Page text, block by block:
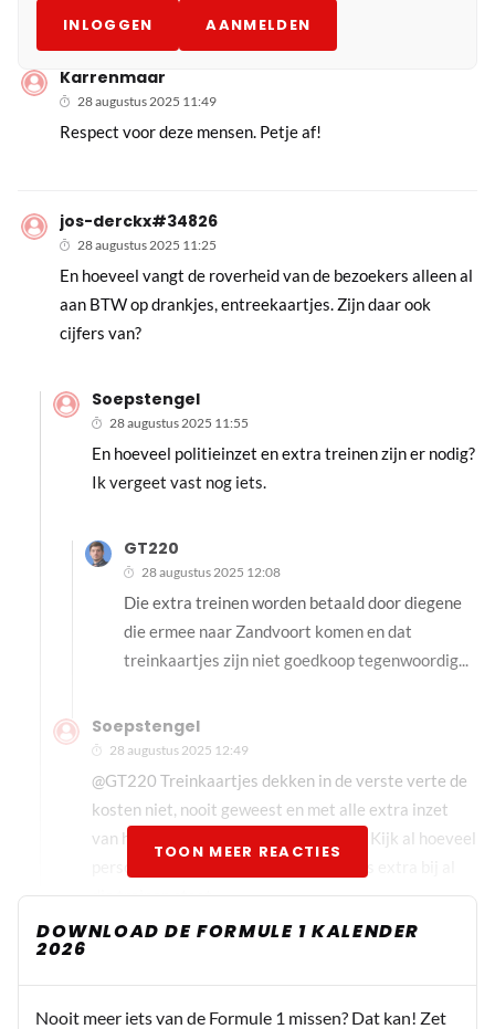
INLOGGEN AANMELDEN
jos-derckx#34826
28 augustus 2025 11:25
En hoeveel vangt de roverheid van de bezoekers alleen al
aan BTW op drankjes, entreekaartjes. Zijn daar ook
cijfers van?
Soepstengel
28 augustus 2025 11:55
En hoeveel politieinzet en extra treinen zijn er nodig?
Ik vergeet vast nog iets.
GT220
28 augustus 2025 12:08
Die extra treinen worden betaald door diegene
die ermee naar Zandvoort komen en dat
treinkaartjes zijn niet goedkoop tegenwoordig...
Soepstengel
28 augustus 2025 12:49
@GT220 Treinkaartjes dekken in de verste verte de
kosten niet, nooit geweest en met alle extra inzet
van het NS personeel al helemaal niet. Kijk al hoeveel
die treinen staat.
Soepstengel
Karrenmaar
28 augustus 2025 11:49
Respect voor deze mensen. Petje af!
TOON MEER REACTIES
DOWNLOAD DE FORMULE 1 KALENDER
2026
Nooit meer iets van de Formule 1 missen? Dat kan! Zet